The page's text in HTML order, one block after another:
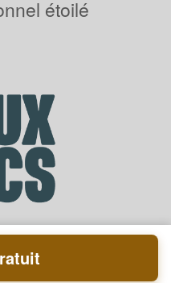
étoilé
que pro